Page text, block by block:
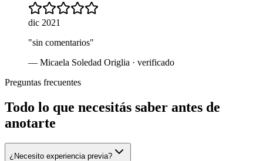
dic 2021
"sin comentarios"
— Micaela Soledad Origlia · verificado
Preguntas frecuentes
Todo lo que necesitás saber antes de
anotarte
¿Necesito experiencia previa?